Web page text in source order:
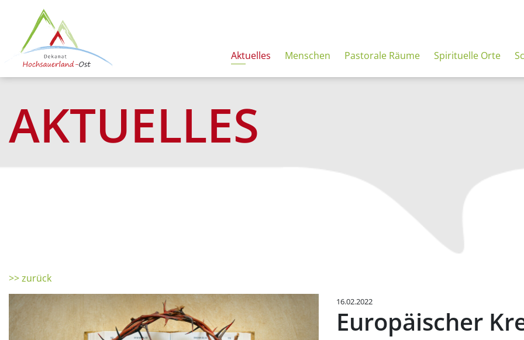
Aktuelles Menschen Pastorale Räume Spirituelle Orte
AKTUELLES
>> zurück
16.02.2022
Europäischer